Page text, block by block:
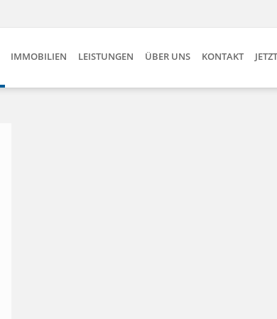
IMMOBILIEN LEISTUNGEN ÜBER UNS KONTAKT